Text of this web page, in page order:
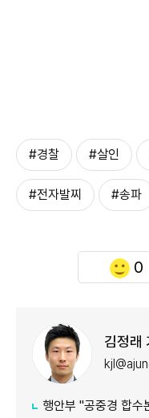
#경찰 #살인
#전자발찌 #송파
0
김정래
행안부 "공중경 합수본